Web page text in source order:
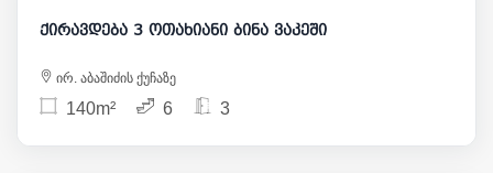
ქირავდება 3 ოთახიანი ბინა ვაკეში
ირ. აბაშიძის ქუჩაზე
140m² 6 3